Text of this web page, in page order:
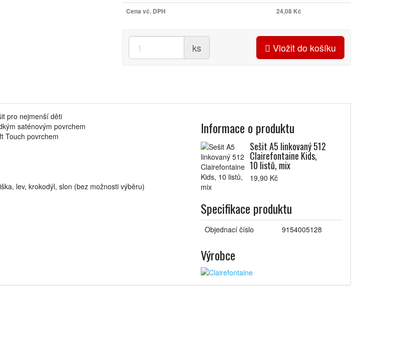
Cena vč. DPH
24,08 Kč
ks Vložit do košíku
pro nejmenší děti
saténovým povrchem
Touch povrchem
lev, krokodýl, slon (bez možnosti výběru)
Informace o produktu
Sešit A5 linkovaný 512
Clairefontaine Kids,
10 listů, mix
19,90 Kč
Specifikace produktu
Objednací číslo 9154005128
Výrobce